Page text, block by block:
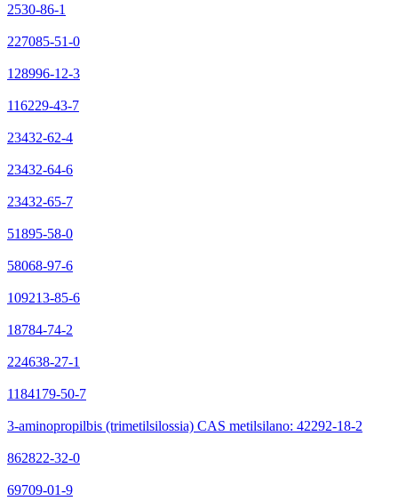
2530-86-1
227085-51-0
128996-12-3
116229-43-7
23432-62-4
23432-64-6
23432-65-7
51895-58-0
58068-97-6
109213-85-6
18784-74-2
224638-27-1
1184179-50-7
3-aminopropilbis (trimetilsilossia) CAS metilsilano: 42292-18-2
862822-32-0
69709-01-9